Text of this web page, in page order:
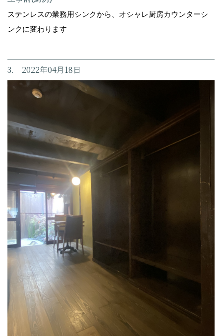
ステンレスの業務用シンクから、オシャレ厨房カウンターシ
ンクに変わります
3. 2022年04月18日